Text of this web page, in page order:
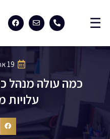
19 אפריל, 2026
כמה עולה מנהל
עלויות